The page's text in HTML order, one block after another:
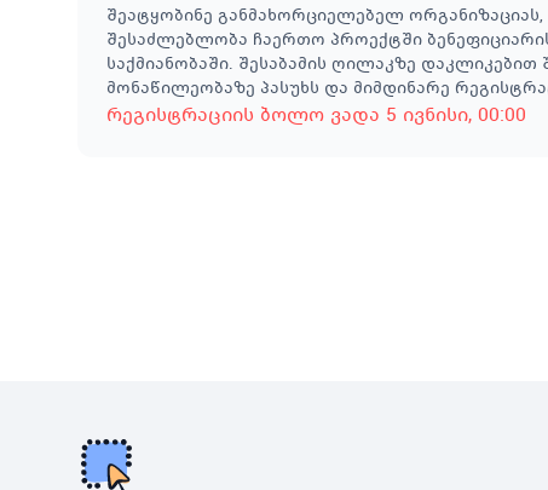
შეატყობინე განმახორციელებელ
შესაძლებლობა ჩაერთო პროექტში
საქმიანობაში. შესაბამის ღილაკზე
მონაწილეობაზე პასუხს და მიმდინარე
რეგისტრაციის ბოლო ვადა 5 ივნისი, 00:00